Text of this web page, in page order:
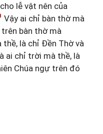
lễ vật nên của
Vậy ai chỉ bàn thờ mà
bàn thờ mà
là chỉ Đền Thờ và
ai chỉ trời mà thề, là
Chúa ngự trên đó